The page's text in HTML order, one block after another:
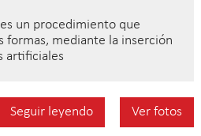
un procedimiento que
formas, mediante la inserción
artificiales
Seguir leyendo Ver fotos